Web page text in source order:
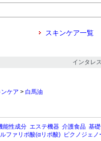
スキンケア一覧
インタレ
ケア > 白馬油
能性成分 エステ機器 介護食品 基
ファリポ酸(αリポ酸) ピクノジェノ